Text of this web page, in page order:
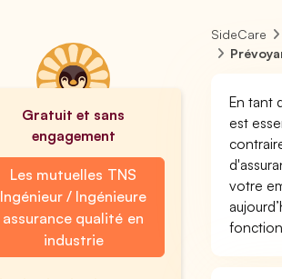
Gratuit et sans
engagement
Les mutuelles TNS
Ingénieur / Ingénieure
assurance qualité en
industrie
SideCare
En tant
est
votre